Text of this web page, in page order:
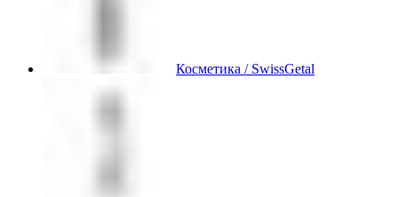
Косметика / SwissGetal